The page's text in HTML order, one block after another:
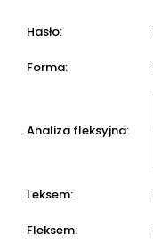
Hasło:
Forma:
Analiza fleksyjna:
Leksem:
Fleksem: